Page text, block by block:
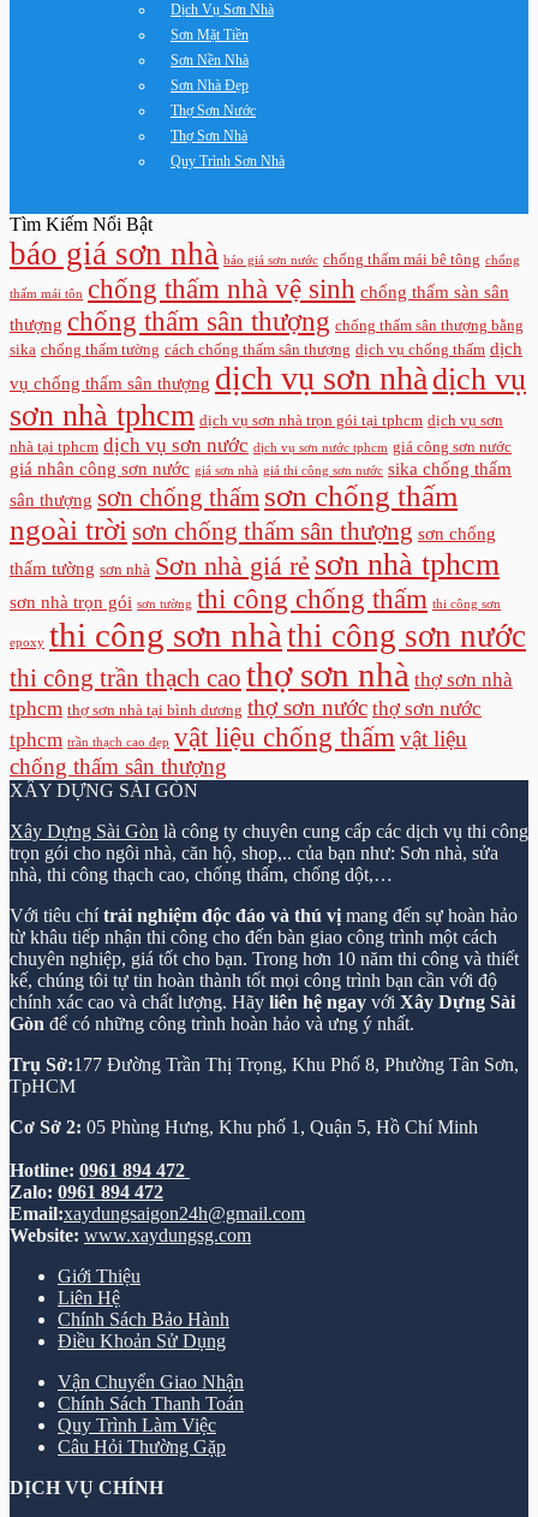
Dịch Vụ Sơn Nhà
Sơn Mặt Tiền
Sơn Nền Nhà
Sơn Nhà Đẹp
Thợ Sơn Nước
Thợ Sơn Nhà
Quy Trình Sơn Nhà
Tìm Kiếm Nổi Bật
báo giá sơn nhà báo giá sơn nước chống thấm mái bê tông chống
thấm mái tôn chống thấm nhà vệ sinh chống thấm sàn sân
thượng chống thấm sân thượng chống thấm sân thượng bằng
sika chống thấm tường cách chống thấm sân thượng dịch vụ chống thấm dịch
vụ chống thấm sân thượng dịch vụ sơn nhà dịch vụ
sơn nhà tphcm dịch vụ sơn nhà trọn gói tại tphcm dịch vụ sơn
nhà tại tphcm dịch vụ sơn nước dịch vụ sơn nước tphcm giá công sơn nước
giá nhân công sơn nước giá sơn nhà giá thi công sơn nước sika chống thấm
sân thượng sơn chống thấm sơn chống thấm
ngoài trời sơn chống thấm sân thượng sơn chống
thấm tường sơn nhà Sơn nhà giá rẻ sơn nhà tphcm
sơn nhà trọn gói sơn tường thi công chống thấm thi công sơn
epoxy thi công sơn nhà thi công sơn nước
thi công trần thạch cao thợ sơn nhà thợ sơn nhà
tphcm thợ sơn nhà tại bình dương thợ sơn nước thợ sơn nước
tphcm trần thạch cao đẹp vật liệu chống thấm vật liệu
chống thấm sân thượng
XÂY DỰNG SÀI GÒN
Xây Dựng Sài Gòn là công ty chuyên cung cấp các dịch vụ thi công
trọn gói cho ngôi nhà, căn hộ, shop,.. của bạn như: Sơn nhà, sửa
nhà, thi công thạch cao, chống thấm, chống dột,…
Với tiêu chítrải nghiệm độc đáo và thú vị mang đến sự hoàn hảo
từ khâu tiếp nhận thi công cho đến bàn giao công trình một cách
chuyên nghiệp, giá tốt cho bạn. Trong hơn 10 năm thi công và thiết
kế, chúng tôi tự tin hoàn thành tốt mọi công trình bạn cần với độ
chính xác cao và chất lượng. Hãy liên hệ ngay với Xây Dựng Sài
Gòn để có những công trình hoàn hảo và ưng ý nhất.
Trụ Sở:177 Đường Trần Thị Trọng, Khu Phố 8, Phường Tân Sơn,
TpHCM
Cơ Sở 2: 05 Phùng Hưng, Khu phố 1, Quận 5, Hồ Chí Minh
Hotline: 0961 894 472
Zalo: 0961 894 472
Email:xaydungsaigon24h@gmail.com
Website: www.xaydungsg.com
Giới Thiệu
Liên Hệ
Chính Sách Bảo Hành
Điều Khoản Sử Dụng
Vận Chuyển Giao Nhận
Chính Sách Thanh Toán
Quy Trình Làm Việc
Câu Hỏi Thường Gặp
DỊCH VỤ CHÍNH